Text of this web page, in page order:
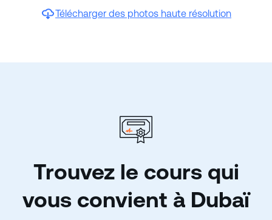
Télécharger des photos haute résolution
Trouvez le cours qui
vous convient à Dubaï